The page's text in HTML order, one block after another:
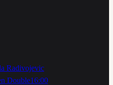
Radivojevic
Double16:00